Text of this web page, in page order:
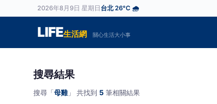
2026年8月9日 星期日 台北 26°C 🌧️
LIFE生活網 關心生活大小事
搜尋結果
搜尋「母雞」 共找到 5 筆相關結果